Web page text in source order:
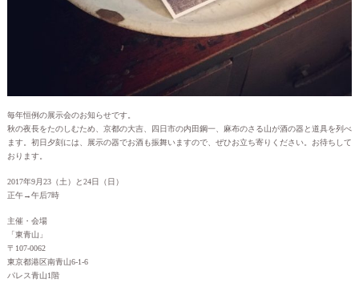
毎年恒例の展示会のお知らせです。
秋の夜長をたのしむため、京都の大吉、四日市の内田鋼一、麻布のさる山が酒の器と道具を列べ
ます。初日夕刻には、展示の器でお酒も振舞いますので、ぜひお立ち寄りください。お待ちして
おります。
2017年9月23（土）と24日（日）
正午→午后7時
主催・会場
「東青山」
〒107-0062
東京都港区南青山6-1-6
パレス青山1階